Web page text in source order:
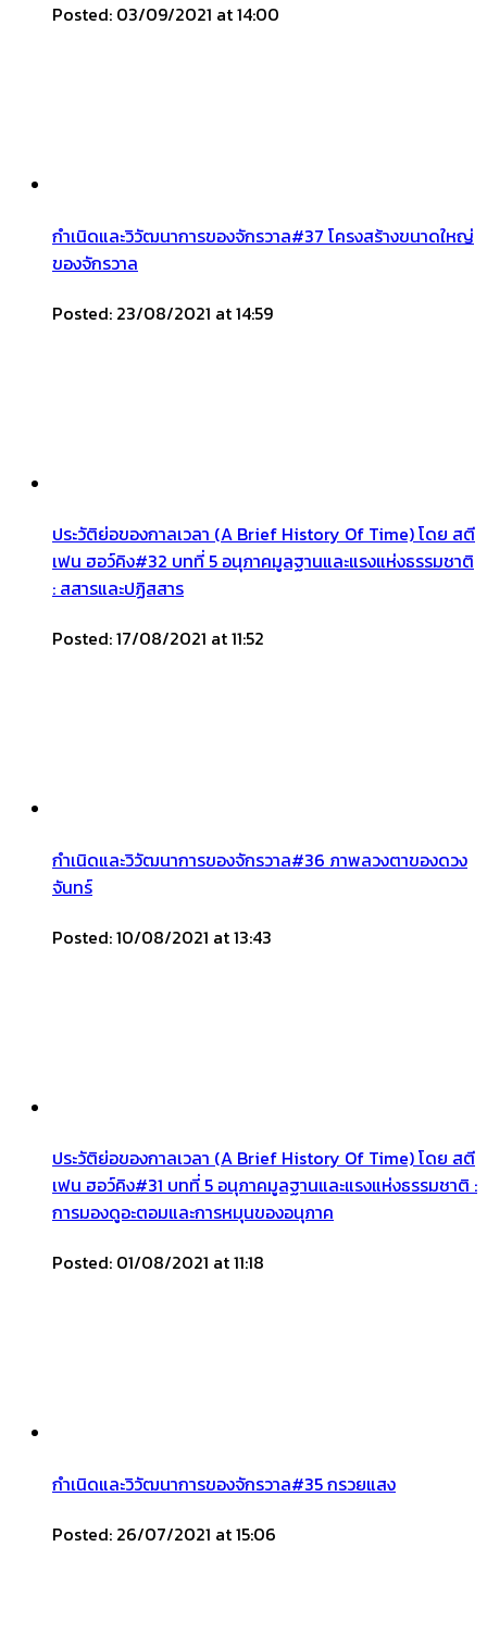
Posted: 03/09/2021 at 14:00
กำเนิดและวิวัฒนาการของจักรวาล#37 โครงสร้างขนาดใหญ่
ของจักรวาล
Posted: 23/08/2021 at 14:59
ประวัติย่อของกาลเวลา (A Brief History Of Time) โดย สตี
เฟน ฮอว์คิง#32 บทที่ 5 อนุภาคมูลฐานและแรงแห่งธรรมชาติ
: สสารและปฏิสสาร
Posted: 17/08/2021 at 11:52
กำเนิดและวิวัฒนาการของจักรวาล#36 ภาพลวงตาของดวง
จันทร์
Posted: 10/08/2021 at 13:43
ประวัติย่อของกาลเวลา (A Brief History Of Time) โดย สตี
เฟน ฮอว์คิง#31 บทที่ 5 อนุภาคมูลฐานและแรงแห่งธรรมชาติ :
การมองดูอะตอมและการหมุนของอนุภาค
Posted: 01/08/2021 at 11:18
กำเนิดและวิวัฒนาการของจักรวาล#35 กรวยแสง
Posted: 26/07/2021 at 15:06